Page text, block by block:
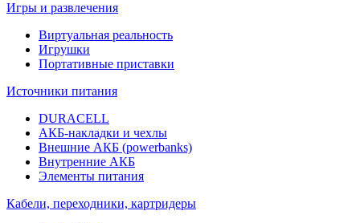
Игры и развлечения
Виртуальная реальность
Игрушки
Портативные приставки
Источники питания
DURACELL
АКБ-накладки и чехлы
Внешние АКБ (powerbanks)
Внутренние АКБ
Элементы питания
Кабели, переходники, картридеры